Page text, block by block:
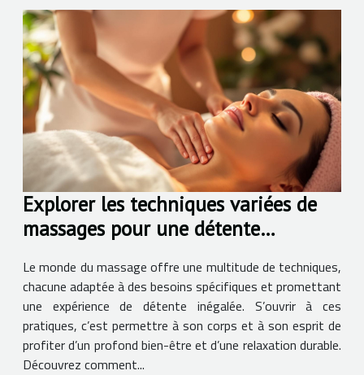
Explorer les techniques variées de
massages pour une détente
Le monde du massage offre une multitude de techniques,
chacune adaptée à des besoins spécifiques et promettant
une expérience de détente inégalée. S’ouvrir à ces
pratiques, c’est permettre à son corps et à son esprit de
profiter d’un profond bien-être et d’une relaxation durable.
Découvrez comment...